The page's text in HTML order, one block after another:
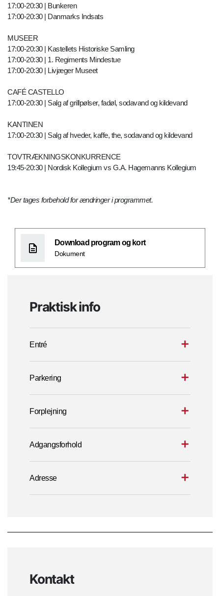
17:00-20:30 | Bunkeren
17:00-20:30 | Danmarks Indsats
MUSEER
17:00-20:30 | Kastellets Historiske Samling
17:00-20:30 | 1. Regiments Mindestue
17:00-20:30 | Livjæger Museet
CAFÉ CASTELLO
17:00-20:30 | Salg af grillpølser, fadøl, sodavand og kildevand
KANTINEN
17:00-20:30 | Salg af hveder, kaffe, the, sodavand og kildevand
TOVTRÆKNINGSKONKURRENCE
19:45-20:30 | Nordisk Kollegium vs G.A. Hagemanns Kollegium
*Der tages forbehold for ændringer i programmet.
Download program og kort
Dokument
Praktisk info
Entré
Parkering
Forplejning
Adgangsforhold
Adresse
Kontakt